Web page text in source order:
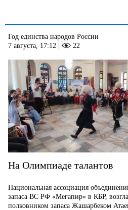
Год единства народов России
7 августа, 17:12 | 22
На Олимпиаде талантов
Национальная ассоциация
запаса ВС РФ «Мегапир» в КБР,
полковником запаса Жашарбеком